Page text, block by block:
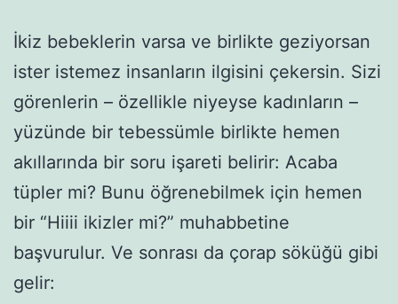
İkiz bebeklerin varsa ve birlikte geziyorsan
ister istemez insanların ilgisini çekersin. Sizi
görenlerin – özellikle niyeyse kadınların –
yüzünde bir tebessümle birlikte hemen
akıllarında bir soru işareti belirir: Acaba
tüpler mi? Bunu öğrenebilmek için hemen
bir “Hiiii ikizler mi?” muhabbetine
başvurulur. Ve sonrası da çorap söküğü gibi
gelir: